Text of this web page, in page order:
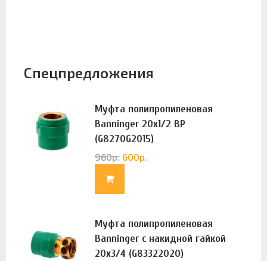
Спецпредложения
Муфта полипропиленовая
Banninger 20х1/2 ВР
(G8270G2015)
960р. 600р.
Муфта полипропиленовая
Banninger с накидной гайкой
20х3/4 (G83322020)